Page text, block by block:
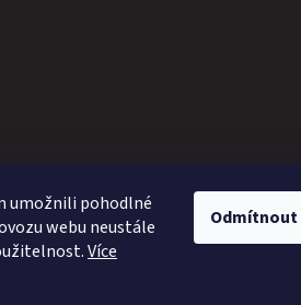
umožnili pohodlné
webu neustále
Více
Odmítnout